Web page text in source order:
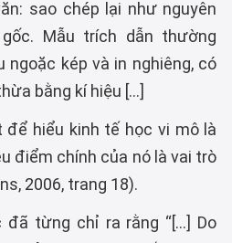
sao chép lại như nguyên
Mẫu trích dẫn thường
kép và in nghiêng, có
bằng kí hiệu […]
để hiểu kinh tế học vi mô là
điểm chính của nó là vai trò
2006, trang 18).
đã từng chỉ ra rằng “[…] Do